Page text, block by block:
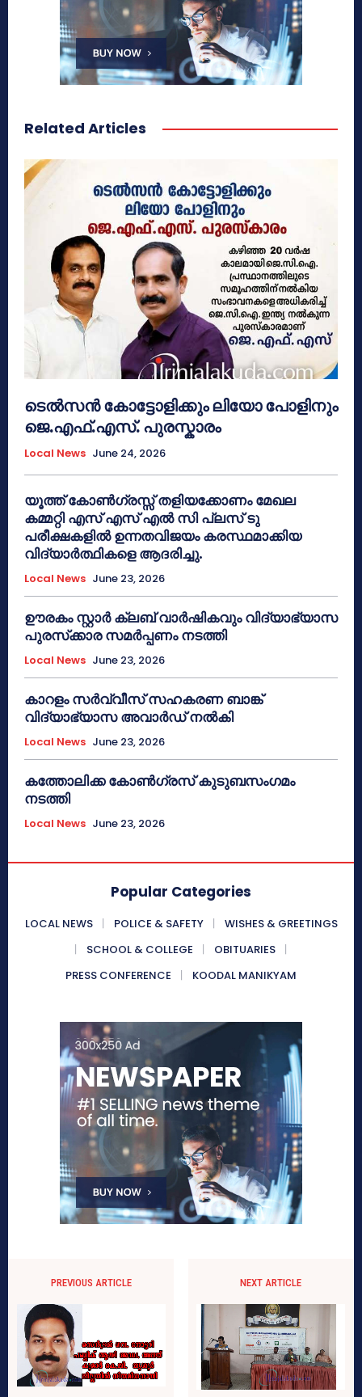
Related Articles
ടെൽസൻ കോട്ടോളിക്കും ലിയോ പോളിനും
ജെ.എഫ്.എസ്. പുരസ്കാരം
Local News June 24, 2026
യൂത്ത് കോൺഗ്രസ്സ് തളിയക്കോണം മേഖല
കമ്മറ്റി എസ് എസ് എൽ സി പ്ലസ് ടു
പരീക്ഷകളിൽ ഉന്നതവിജയം കരസ്ഥമാക്കിയ
വിദ്യാർത്ഥികളെ ആദരിച്ചു.
Local News June 23, 2026
ഊരകം സ്റ്റാർ ക്ലബ് വാർഷികവും വിദ്യാഭ്യാസ
പുരസ്‌ക്കാര സമർപ്പണം നടത്തി
Local News June 23, 2026
കാറളം സർവ്വീസ് സഹകരണ ബാങ്ക്
വിദ്യാഭ്യാസ അവാർഡ് നൽകി
Local News June 23, 2026
കത്തോലിക്ക കോൺഗ്രസ് കുടുബസംഗമം
നടത്തി
Local News June 23, 2026
Popular Categories
LOCAL NEWS POLICE & SAFETY
WISHES & GREETINGS
SCHOOL & COLLEGE
OBITUARIES
PRESS CONFERENCE
KOODAL MANIKYAM
PREVIOUS ARTICLE NEXT ARTICLE